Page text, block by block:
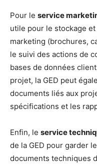
Pour le service
utile pour le stockage
marketing (brochures,
le suivi des actions de
bases de données
projet, la GED peut
documents liés aux
spécifications et les
Enfin, le service
de la GED pour garder
documents techniques